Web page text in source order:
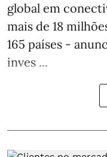
global em
mais de 18
165 países -
inves ...